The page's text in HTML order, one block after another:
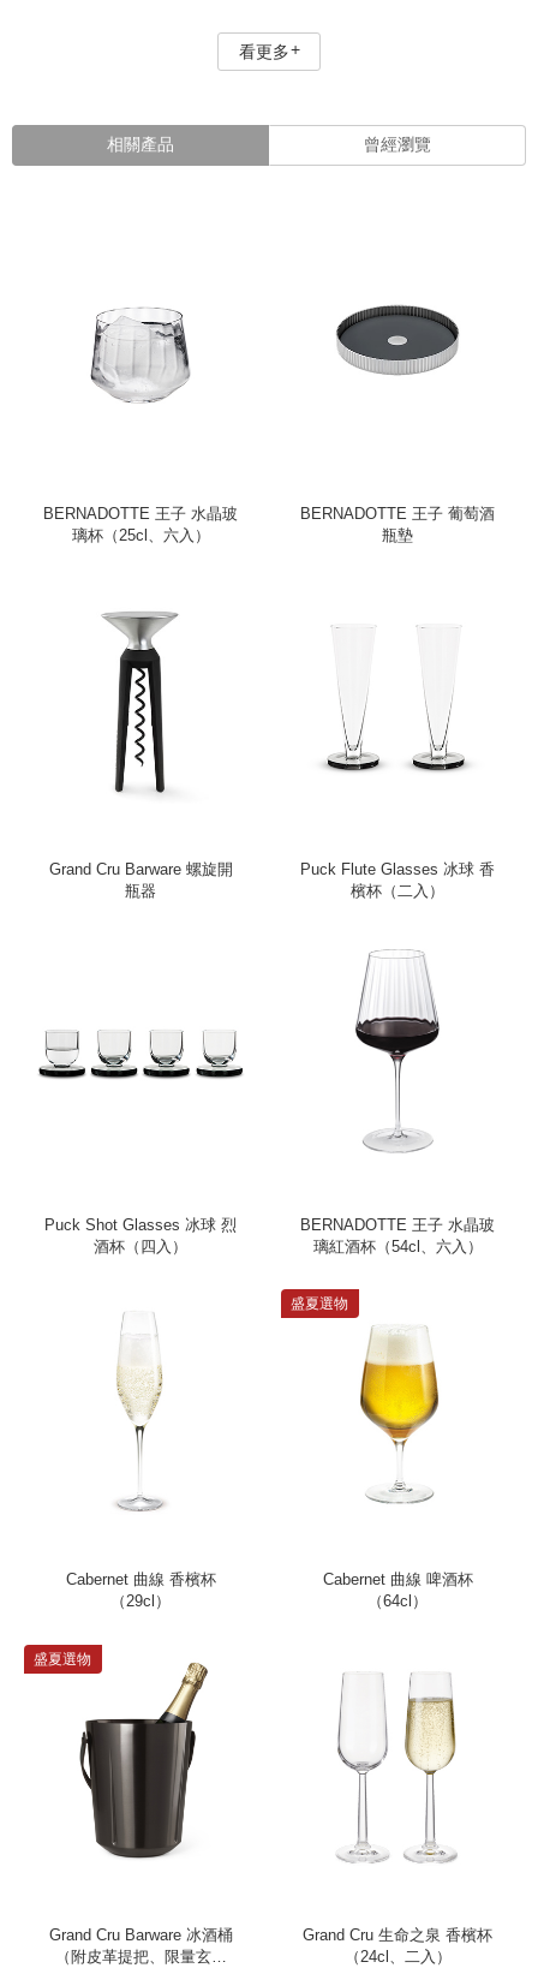
看更多
相關產品 曾經瀏覽
BERNADOTTE 王子 水晶玻
璃杯（25cl、六入）
BERNADOTTE 王子 葡萄酒
瓶墊
Grand Cru Barware 螺旋開
瓶器
Puck Flute Glasses 冰球 香
檳杯（二入）
Puck Shot Glasses 冰球 烈
酒杯（四入）
BERNADOTTE 王子 水晶玻
璃紅酒杯（54cl、六入）
Cabernet 曲線 香檳杯
（29cl）
盛夏選物
Cabernet 曲線 啤酒杯
（64cl）
盛夏選物
Grand Cru Barware 冰酒桶
（附皮革提把、限量玄鐵
Grand Cru 生命之泉 香檳杯
（24cl、二入）